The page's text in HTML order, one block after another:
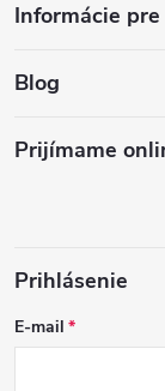
Informácie pre
Blog
Prijímame
Prihlásenie
E-mail